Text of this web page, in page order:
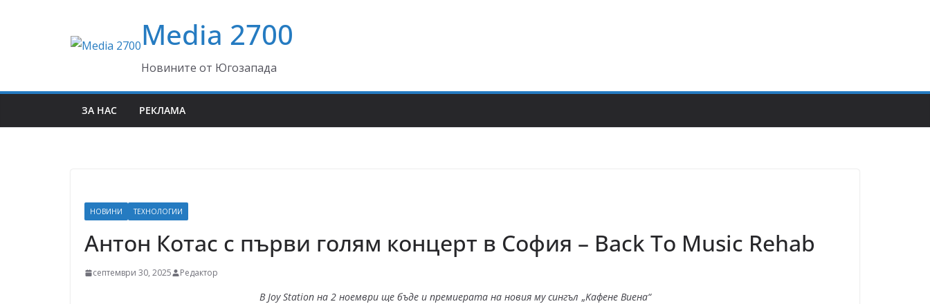
Media 2700
Новините от Югозапада
ЗА НАС РЕКЛАМА
НОВИНИ ТЕХНОЛОГИИ
Антон Котас с първи голям концерт в София – Back To Music Rehab
септември 30, 2025 Редактор
ВJoy Station на 2 ноември ще бъде и премиерата на новия му сингъл „Kaфене Виена“